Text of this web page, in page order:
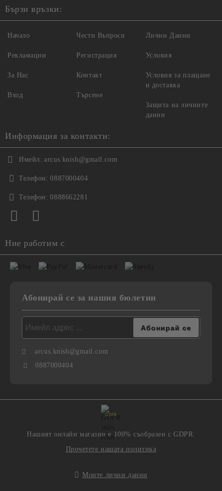
Бързи връзки:
Начало
Рекламации
За Нас
Вход
Чести Въпроси
Регистрация
Контакт
Търсене
Лични Данни
Условия
Условия за плащане
и доставка
Защита на личните
данни
Информация за контакти:
Имейл: arcus.knish@gmail.com
Телефон: 0887000404
Телефон: 0888662281
Ние работим с
Абонирай се за нашия бюлетин
arcus.knish@gmail.com
0887000404
GDPR
Нашият онлайн магазин е 100% съобразен с GDPR.
Прочетете нашата политика
Моите лични данни